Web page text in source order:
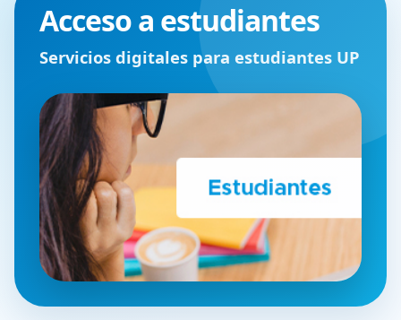
Acceso a estudiantes
Servicios digitales para estudiantes UP